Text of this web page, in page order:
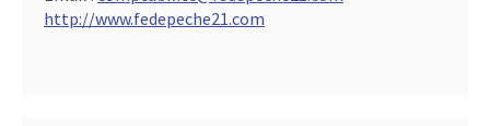
http://www.fedepeche21.com